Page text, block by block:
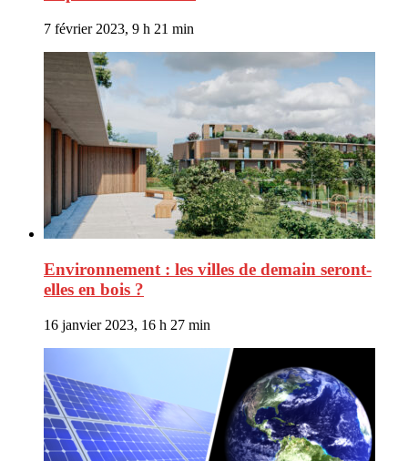
7 février 2023, 9 h 21 min
Environnement : les villes de demain seront-
elles en bois ?
16 janvier 2023, 16 h 27 min